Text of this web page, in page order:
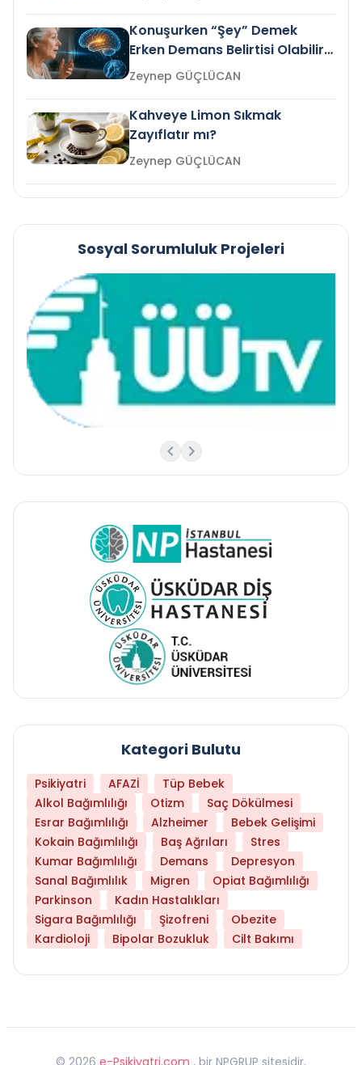
Konuşurken “Şey” Demek
Erken Demans Belirtisi Olabilir
mi?
Zeynep GÜÇLÜCAN
Kahveye Limon Sıkmak
Zayıflatır mı?
Zeynep GÜÇLÜCAN
Sosyal Sorumluluk Projeleri
Kategori Bulutu
Psikiyatri AFAZİ
Tüp Bebek
Alkol Bağımlılığı
Otizm
Saç Dökülmesi
Esrar Bağımlılığı
Alzheimer
Bebek Gelişimi
Kokain Bağımlılığı
Baş Ağrıları
Stres
Kumar Bağımlılığı
Demans
Depresyon
Sanal Bağımlılık
Migren
Opiat Bağımlılığı
Parkinson
Kadın Hastalıkları
Sigara Bağımlılığı
Şizofreni
Obezite
Kardioloji
Bipolar Bozukluk Cilt Bakımı
© 2026 e-Psikiyatri.com , bir NPGRUP sitesidir,